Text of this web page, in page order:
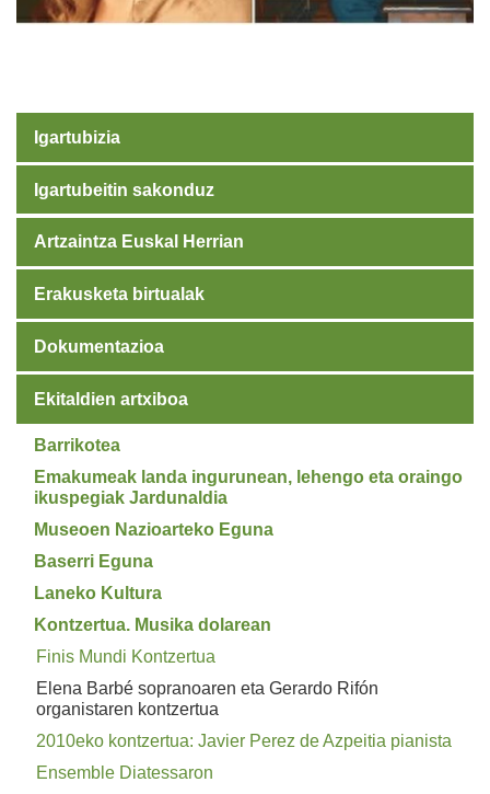
Igartubizia
Igartubeitin sakonduz
Artzaintza Euskal Herrian
Erakusketa birtualak
Dokumentazioa
Ekitaldien artxiboa
Barrikotea
Emakumeak landa ingurunean, lehengo eta oraingo
ikuspegiak Jardunaldia
Museoen Nazioarteko Eguna
Baserri Eguna
Laneko Kultura
Kontzertua. Musika dolarean
Finis Mundi Kontzertua
Elena Barbé sopranoaren eta Gerardo Rifón
organistaren kontzertua
2010eko kontzertua: Javier Perez de Azpeitia pianista
Ensemble Diatessaron